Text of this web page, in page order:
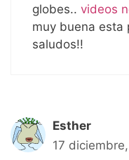
globes.. videos
muy buena esta
saludos!!
Esther
17